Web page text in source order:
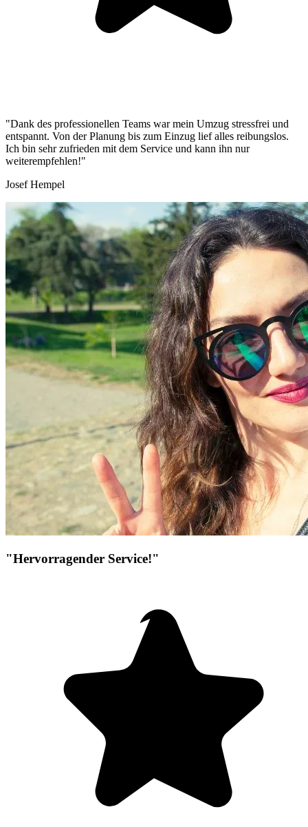
"Dank des professionellen Teams war mein Umzug stressfrei und
entspannt. Von der Planung bis zum Einzug lief alles reibungslos.
Ich bin sehr zufrieden mit dem Service und kann ihn nur
weiterempfehlen!"
Josef Hempel
"Hervorragender Service!"